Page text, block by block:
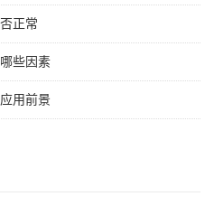
正常
些因素
用前景